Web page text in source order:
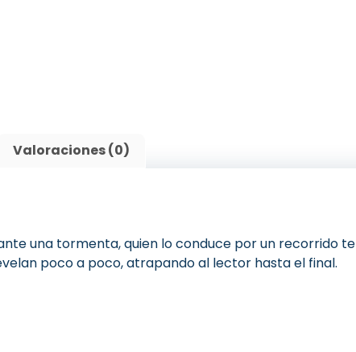
Valoraciones (0)
una tormenta, quien lo conduce por un recorrido
poco a poco, atrapando al lector hasta el final.